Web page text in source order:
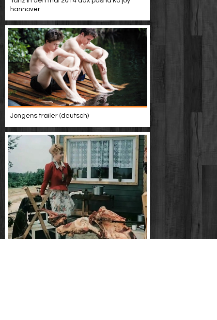
hannover
Jongens trailer (deutsch)